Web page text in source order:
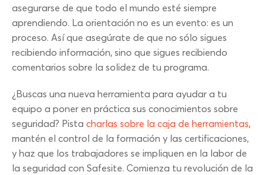
asegurarse de que todo el mundo esté siempre
aprendiendo. La orientación no es un evento: es un
proceso. Así que asegúrate de que no sólo sigues
recibiendo información, sino que sigues recibiendo
comentarios sobre la solidez de tu programa.
¿Buscas una nueva herramienta para ayudar a tu
equipo a poner en práctica sus conocimientos sobre
seguridad? Pista charlas sobre la caja de herramientas,
mantén el control de la formación y las certificaciones,
y haz que los trabajadores se impliquen en la labor de
la seguridad con Safesite. Comienza tu revolución de la